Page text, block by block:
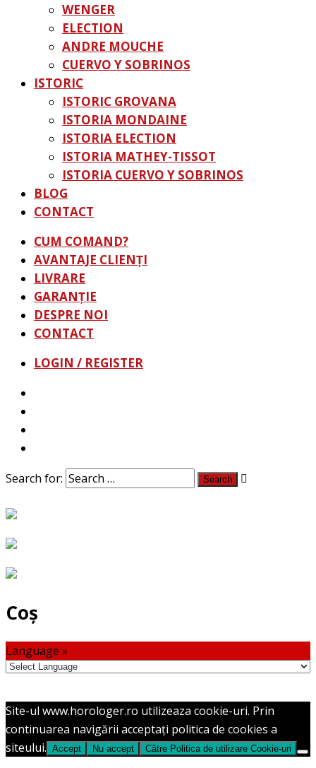
WENGER
ELECTION
ANDRE MOUCHE
CUERVO Y SOBRINOS
ISTORIC
ISTORIC GROVANA
ISTORIA MONDAINE
ISTORIA ELECTION
ISTORIA MATHEY-TISSOT
ISTORIA CUERVO Y SOBRINOS
BLOG
CONTACT
CUM COMAND?
AVANTAJE CLIENŢI
LIVRARE
GARANŢIE
DESPRE NOI
CONTACT
LOGIN / REGISTER
Search for:
Coș
Language »
Site-ul www.horologer.ro utilizeaza cookie-uri. Prin
continuarea navigării acceptaţi politica de cookies a
siteului. Accept Nu accept Către Politica de utilizare Cookie-uri